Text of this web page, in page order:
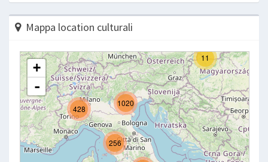
Mappa location culturali